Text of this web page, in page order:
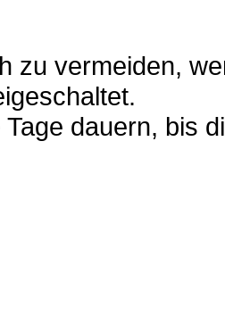
zu vermeiden,
dauern, bis